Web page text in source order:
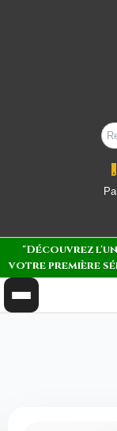
"Découvrez
votre première